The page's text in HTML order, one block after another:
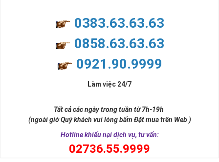
nhiều thành công, thăng tiến hơn.
và tính hai mặt. Số 2 thúc giục chúng ta lựa chọn, dựa vào những
đời, nơi bạn phải đưa ra những quyết định quan trọng.
0383.63.63.63
0858.63.63.63
0921.90.9999
Làm việc 24/7
Tất cả các ngày trong tuần từ 7h-19h
(ngoài giờ Quý khách vui lòng bấm Đặt mua trên Web )
Hotline khiếu nại dịch vụ, tư vấn:
02736.55.9999